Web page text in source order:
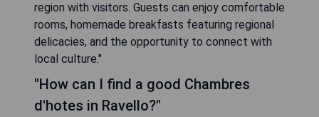
region with visitors. Guests can enjoy comfortable
rooms, homemade breakfasts featuring regional
delicacies, and the opportunity to connect with
local culture."
"How can I find a good Chambres
d'hotes in Ravello?"